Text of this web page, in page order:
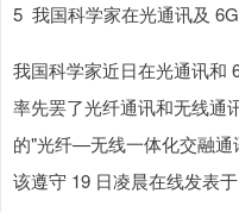
5 我国科学家在光通讯及
我国科学家近日在光通讯和
率先罢了光纤通讯和无线通
的"光纤—无线一体化交融通
该遵守 19 日凌晨在线发表